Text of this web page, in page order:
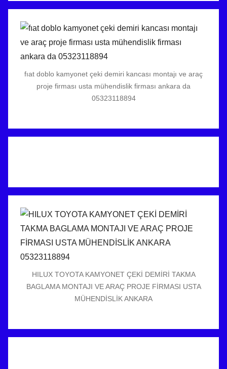
fıat doblo kamyonet çeki demiri kancası montajı ve araç
proje firması usta mühendislik firması ankara da
05323118894
HILUX TOYOTA KAMYONET ÇEKİ DEMİRİ TAKMA
BAGLAMA MONTAJI VE ARAÇ PROJE FİRMASI USTA
MÜHENDİSLİK ANKARA